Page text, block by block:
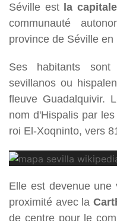
Séville estla
communauté
province de Séville en
Ses habitants
sevillanos ou
fleuve Guadalquivir.
nom d'Hispalis par
roi El-Xoqninto, vers
Elle est devenue
proximité avec la
de centre pour le